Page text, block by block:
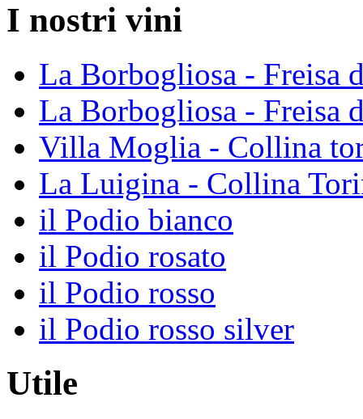
I nostri vini
La Borbogliosa - Freisa
La Borbogliosa - Freisa
Villa Moglia - Collina
La Luigina - Collina
il Podio bianco
il Podio rosato
il Podio rosso
il Podio rosso silver
Utile